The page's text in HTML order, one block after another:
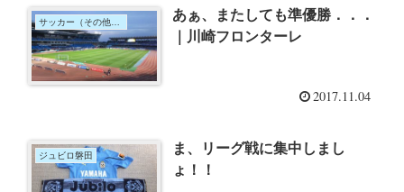
サッカー（その他国内）
あぁ、またしても準優勝．．．
｜川崎フロンターレ
2017.11.04
ジュビロ磐田
ま、リーグ戦に集中しまし
ょ！！